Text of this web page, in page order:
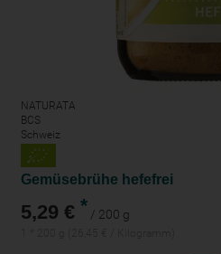
NATURATA
BCS
Schweiz
Gemüsebrühe hefefrei
5,29 € * / 200 g